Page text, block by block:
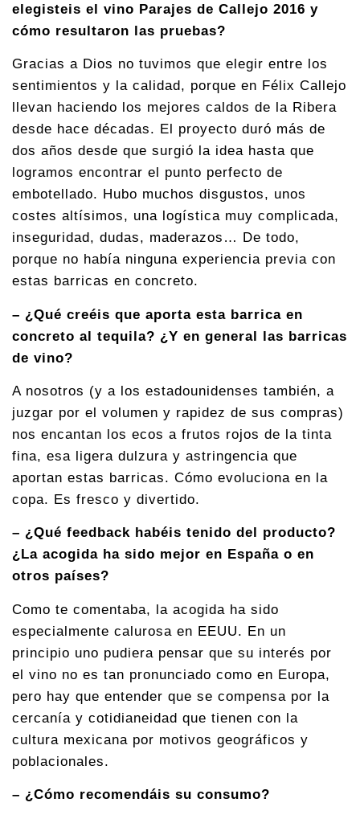
elegisteis el vino Parajes de Callejo 2016 y
cómo resultaron las pruebas?
Gracias a Dios no tuvimos que elegir entre los
sentimientos y la calidad, porque en Félix Callejo
llevan haciendo los mejores caldos de la Ribera
desde hace décadas. El proyecto duró más de
dos años desde que surgió la idea hasta que
logramos encontrar el punto perfecto de
embotellado. Hubo muchos disgustos, unos
costes altísimos, una logística muy complicada,
inseguridad, dudas, maderazos… De todo,
porque no había ninguna experiencia previa con
estas barricas en concreto.
– ¿Qué creéis que aporta esta barrica en
concreto al tequila? ¿Y en general las barricas
de vino?
A nosotros (y a los estadounidenses también, a
juzgar por el volumen y rapidez de sus compras)
nos encantan los ecos a frutos rojos de la tinta
fina, esa ligera dulzura y astringencia que
aportan estas barricas. Cómo evoluciona en la
copa. Es fresco y divertido.
– ¿Qué feedback habéis tenido del producto?
¿La acogida ha sido mejor en España o en
otros países?
Como te comentaba, la acogida ha sido
especialmente calurosa en EEUU. En un
principio uno pudiera pensar que su interés por
el vino no es tan pronunciado como en Europa,
pero hay que entender que se compensa por la
cercanía y cotidianeidad que tienen con la
cultura mexicana por motivos geográficos y
poblacionales.
– ¿Cómo recomendáis su consumo?